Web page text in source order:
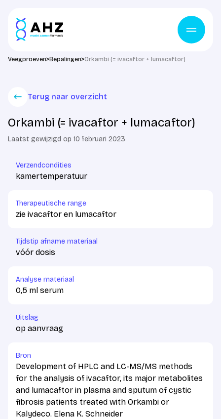
Veegproeven> Bepalingen>Orkambi (= ivacaftor + lumacaftor)
Terug naar overzicht
Orkambi (= ivacaftor + lumacaftor)
Laatst gewijzigd op 10 februari 2023
Verzendcondities
kamertemperatuur
Therapeutische range
zie ivacaftor en lumacaftor
Tijdstip afname materiaal
vóór dosis
Analyse materiaal
0,5 ml serum
Uitslag
op aanvraag
Bron
Development of HPLC and LC-MS/MS methods
for the analysis of ivacaftor, its major metabolites
and lumacaftor in plasma and sputum of cystic
fibrosis patients treated with Orkambi or
Kalydeco. Elena K. Schneider